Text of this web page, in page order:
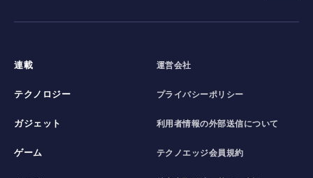
連載
テクノロジー
ガジェット
ゲーム
運営会社
プライバシーポリシー
利用者情報の外部送信について
テクノエッジ会員規約